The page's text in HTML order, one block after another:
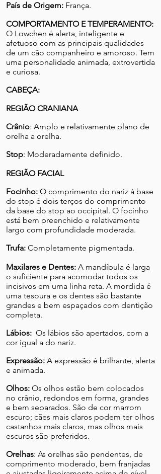
País de Origem: França.
COMPORTAMENTO E TEMPERAMENTO:
O Lowchen é alerta, inteligente e
afetuoso com as principais qualidades
de um cão companheiro e amoroso. Tem
uma personalidade animada, extrovertida
e curiosa.
CABEÇA:
REGIÃO CRANIANA
Crânio: Amplo e relativamente plano de
orelha a orelha.
Stop: Moderadamente definido.
REGIÃO FACIAL
Focinho: O comprimento do nariz à base
do stop é dois terços do comprimento
da base do stop ao occipital. O focinho
está bem preenchido e relativamente
largo com profundidade moderada.
Trufa: Completamente pigmentada.
Maxilares e Dentes: A mandíbula é larga
o suficiente para acomodar todos os
incisivos em uma linha reta. A mordida é
uma tesoura e os dentes são bastante
grandes e bem espaçados com dentição
completa.
Lábios: Os lábios são apertados, com a
cor igual a do nariz.
Expressão: A expressão é brilhante, alerta
e animada.
Olhos: Os olhos estão bem colocados
no crânio, redondos em forma, grandes
e bem separados. São de cor marrom
escuro; cães mais claros podem ter olhos
castanhos mais claros, mas olhos mais
escuros são preferidos.
Orelhas: As orelhas são pendentes, de
comprimento moderado, bem franjadas